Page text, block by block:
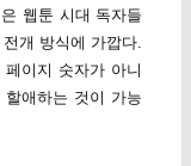
웹툰 시대 독자들
개 방식에 가깝다.
이지 숫자가 아니
애하는 것이 가능